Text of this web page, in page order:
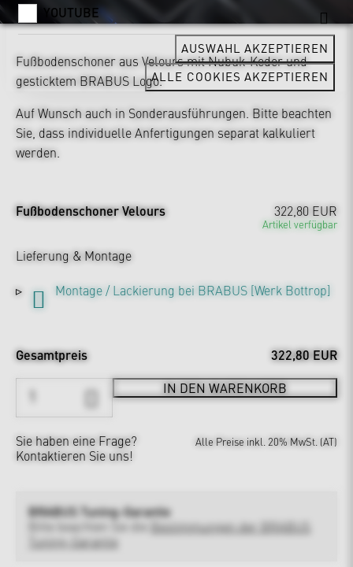
Fußbodenschoner aus Velours mit Nubuk-Keder und
gesticktem BRABUS Logo.
Auf Wunsch auch in Sonderausführungen. Bitte beachten
Sie, dass individuelle Anfertigungen separat kalkuliert
werden.
Fußbodenschoner Velours 322,80 EUR
Artikel verfügbar
Lieferung & Montage
Montage / Lackierung bei BRABUS [Werk Bottrop]
Gesamtpreis 322,80 EUR
IN DEN WARENKORB
Sie haben eine Frage?
Kontaktieren Sie uns!
Alle Preise inkl. 20% MwSt. (AT)
BRABUS Tuning-Garantie
Bitte beachten Sie die
Bestimmungen der BRABUS
Tuning-Garantie
YOUTUBE
AUSWAHL AKZEPTIEREN
ALLE COOKIES AKZEPTIEREN